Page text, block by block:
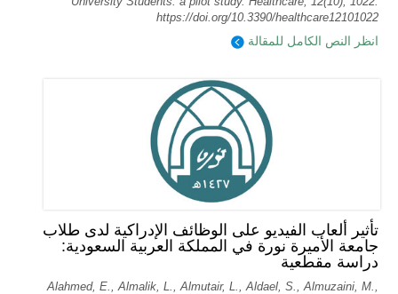
https://doi.org/10.3390/healthcare12101022
انظر النص الكامل للمقالة
تأثير ألعاب الفيديو على الوظائف الإدراكية لدى طلاب
جامعة الأميرة نورة في المملكة العربية السعودية:
دراسة مقطعية
Alahmed, E., Almalik, L., Almutair, L., Aldael, S., Almuzaini, M.,